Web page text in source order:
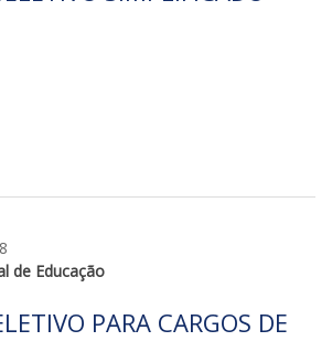
de Educação
PARA CARGOS DE